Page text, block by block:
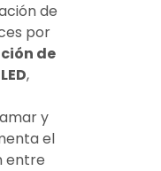
de
por
de
,
y
el
entre